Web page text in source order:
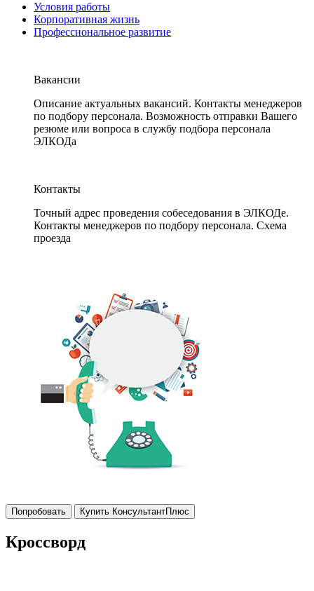
Условия работы
Корпоративная жизнь
Профессиональное развитие
Вакансии
Описание актуальных вакансий. Контакты менеджеров
по подбору персонала. Возможность отправки Вашего
резюме или вопроса в службу подбора персонала
ЭЛКОДа
Контакты
Точный адрес проведения собеседования в ЭЛКОДе.
Контакты менеджеров по подбору персонала. Схема
проезда
Попробовать Купить КонсультантПлюс
Кроссворд